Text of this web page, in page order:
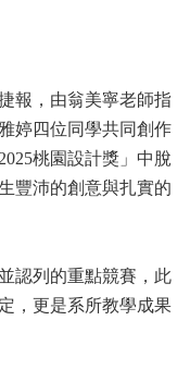
報，由翁美寧老師指
婷四位同學共同創作
桃園設計獎」中脫
豐沛的創意與扎實的
認列的重點競賽，此
，更是系所教學成果